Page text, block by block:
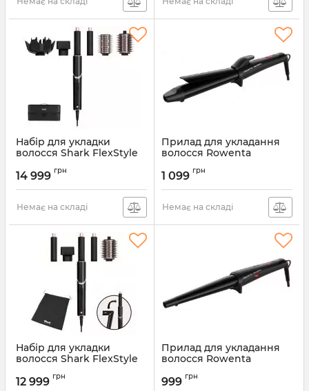
Набір для укладки
волосся Shark FlexStyle
Артикул: HD440EU
14 999 грн
Немає на складі
Прилад для укладання
волосся Rowenta
Артикул:
1 099 грн
Немає на складі
Набір для укладки
волосся Shark FlexStyle
Артикул: HD424EU
12 999 грн
Прилад для укладання
волосся Rowenta
Артикул:
999 грн